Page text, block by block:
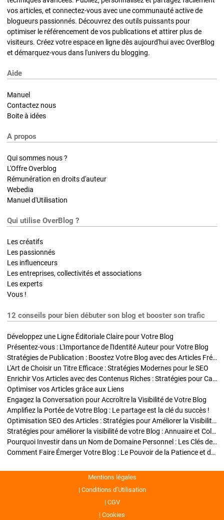
vos articles, et connectez-vous avec une communauté active de
blogueurs passionnés. Découvrez des outils puissants pour
optimiser le référencement de vos publications et attirer plus de
visiteurs. Créez votre espace en ligne dès aujourd'hui avec OverBlog
et démarquez-vous dans l'univers du blogging.
Aide
Manuel
Contactez nous
Boite à idées
A propos
Qui sommes nous ?
L'Offre Overblog
Rémunération en droits d'auteur
Webedia
Manuel d'Utilisation
Qui utilise OverBlog ?
Les créatifs
Les passionnés
Les influenceurs
Les entreprises, collectivités et associations
Les experts
Vous !
12 conseils pour bien débuter son blog et booster son trafic
Développez une Ligne Éditoriale Claire pour Votre Blog
Présentez-vous : L'Importance de l'Identité Auteur pour Votre Blog
Stratégies de Publication : Boostez Votre Blog avec des Articles Fréquents et Exclusifs
L'Art de Choisir un Titre Efficace : Stratégies Modernes pour le SEO
Enrichir Vos Articles avec des Contenus Riches : Stratégies pour Captiver et Optimiser
Optimiser vos Articles grâce aux Liens
Engagez la Conversation pour Accroître la Visibilité de Votre Blog
Amplifiez la Portée de Votre Blog : Le partage est la clé du succès !
Optimisation SEO des Articles : Stratégies pour Améliorer la Visibilité de Votre Blog
Stratégies pour améliorer la visibilité de votre Blog : Annuaire et Collaborations
Pourquoi Investir dans un Nom de Domaine Personnel : Les Clés de la Réussite de Votre Blog
Comment Faire Émerger Votre Blog : Le Pouvoir de la Patience et de la Persévérance
Mentions légales
Conditions d’Utilisation
CGV
Cookies